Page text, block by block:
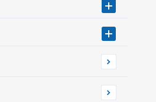
について（ネット決済）